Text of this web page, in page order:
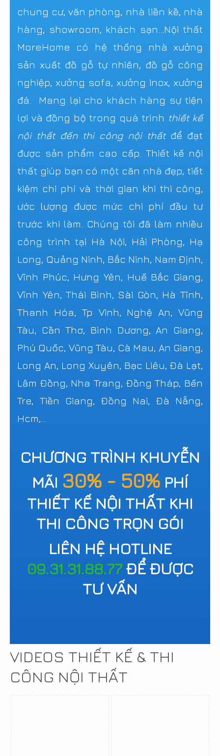
chung cư, văn phòng, nhà liền kề, nhà
hàng, showroom, khách sạn...Nội thất
MoreHome có hệ thống nhà xưởng
sản xuất đồ gỗ tự nhiên, đồ gỗ công
nghiệp, xưởng sofa, xưởng inox, xưởng
đá. Mang lại cho khách hàng sự tiện
lợi và đồng bộ trong quá trình thiết kế
nội thất đến thi công nội thấtđể đạt
được sản phẩm cao cấp. Thiết kế nội
thất giúp bạn có một căn nhà đẹp, tiết
kiệm chi phí và thời gian khi thi công,
ước lượng được mức chi phí đầu tư
trước khi làm. Chúng tôi đã làm nhiều
công trình tại Hà Nội, Hải Phòng, Hạ
Long, Quảng Ninh, Bắc Ninh, Nam Định,
Vĩnh Phúc, Hưng Yên, Huế Bắc Giang,
Vĩnh Yên, Thái Bình, Sài Gòn, Hà Tĩnh,
Thanh Hóa, Tp Vinh, Nghệ An, Vũng
Tàu, Cần Thơ, Bình Dương, An Giang,
Phú Quốc, Vũng Tàu, Cà Mau, An Giang,
Long An, Long Xuyên, Bạc Liêu, Đà Lạt,
Lâm Đồng, Nha Trang, Đồng Tháp, Bến
Tre, Tiền Giang, Đồng Nai, Đà Nẵng,
Hcm,...
CHƯƠNG TRÌNH KHUYỄN
MÃI 30% - 50% PHÍ
THIẾT KẾ NỘI THẤT KHI
THI CÔNG TRỌN GÓI
LIÊN HỆ HOTLINE
09.31.31.88.77ĐỂ ĐƯỢC
TƯ VẤN
VIDEOS THIẾT KẾ & THI
CÔNG NỘI THẤT